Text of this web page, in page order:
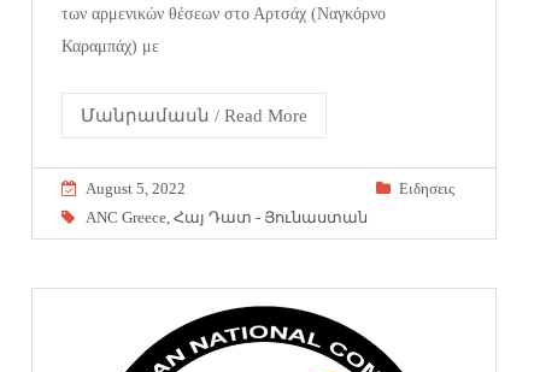
των αρμενικών θέσεων στο Αρτσάχ (Ναγκόρνο
Καραμπάχ) με
Մանրամասն / Read More
August 5, 2022
Eιδησεις
ANC Greece ,Հայ Դատ - Յունաստան